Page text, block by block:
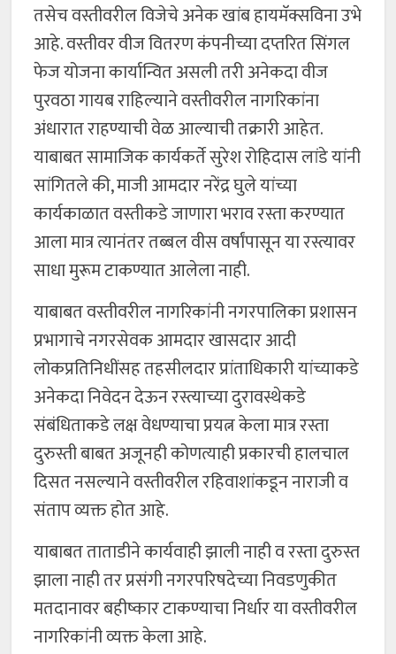
तसेच वस्तीवरील विजेचे अनेक खांब हायमॅक्सविना उभे
आहे. वस्तीवर वीज वितरण कंपनीच्या दप्तरित सिंगल
फेज योजना कार्यान्वित असली तरी अनेकदा वीज
पुरवठा गायब राहिल्याने वस्तीवरील नागरिकांना
अंधारात राहण्याची वेळ आल्याची तक्रारी आहेत.
याबाबत सामाजिक कार्यकर्ते सुरेश रोहिदास लांडे यांनी
सांगितले की, माजी आमदार नरेंद्र घुले यांच्या
कार्यकाळात वस्तीकडे जाणारा भराव रस्ता करण्यात
आला मात्र त्यानंतर तब्बल वीस वर्षांपासून या रस्त्यावर
साधा मुरूम टाकण्यात आलेला नाही.
याबाबत वस्तीवरील नागरिकांनी नगरपालिका प्रशासन
प्रभागाचे नगरसेवक आमदार खासदार आदी
लोकप्रतिनिधींसह तहसीलदार प्रांताधिकारी यांच्याकडे
अनेकदा निवेदन देऊन रस्त्याच्या दुरावस्थेकडे
संबंधिताकडे लक्ष वेधण्याचा प्रयत्न केला मात्र रस्ता
दुरुस्ती बाबत अजूनही कोणत्याही प्रकारची हालचाल
दिसत नसल्याने वस्तीवरील रहिवाशांकडून नाराजी व
संताप व्यक्त होत आहे.
याबाबत ताताडीने कार्यवाही झाली नाही व रस्ता दुरुस्त
झाला नाही तर प्रसंगी नगरपरिषदेच्या निवडणुकीत
मतदानावर बहीष्कार टाकण्याचा निर्धार या वस्तीवरील
नागरिकांनी व्यक्त केला आहे.